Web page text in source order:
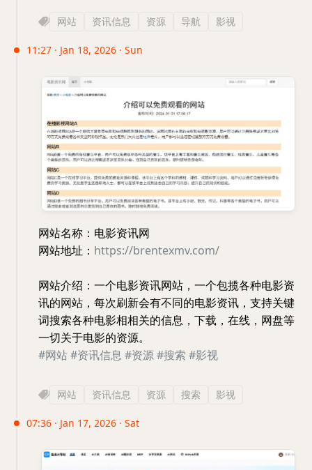
网站 资讯信息 资源 导航 影视
11:27 · Jan 18, 2026 · Sun
网站名称：电影资讯网
网站地址： https://brentexmv.com/
网站介绍：一个电影资讯网站，一个包揽各种电影资
讯的网站，每次刷新会有不同的电影资讯，支持关键
词搜索各种电影相相关的信息，下载，在线，网盘等
一切关于电影的资源。
#网站#资讯信息 #资源#搜索 #影视
网站 资讯信息 资源 搜索 影视
07:36 · Jan 17, 2026 · Sat